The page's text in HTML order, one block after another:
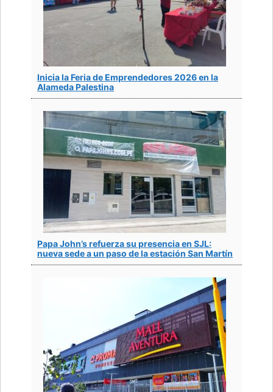
Inicia la Feria de Emprendedores 2026 en la
Alameda Palestina
Papa John’s refuerza su presencia en SJL:
nueva sede a un paso de la estación San Martín